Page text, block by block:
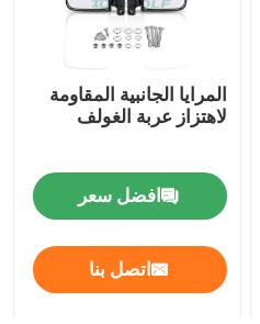
المرايا الجانبية المقاومة
لاهتزاز عربة الغولف
افضل سعر
اتصل بنا